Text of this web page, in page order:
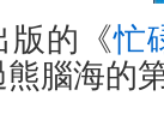
版的《忙
腦海的